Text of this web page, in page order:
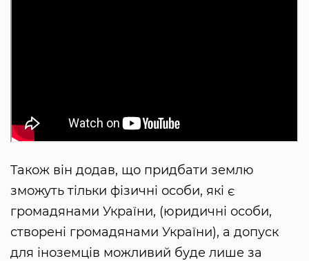
Також він додав, що придбати землю
зможуть тільки фізичні особи, які є
громадянами України, (юридичні особи,
створені громадянами України), а допуск
для іноземців можливий буде лише за